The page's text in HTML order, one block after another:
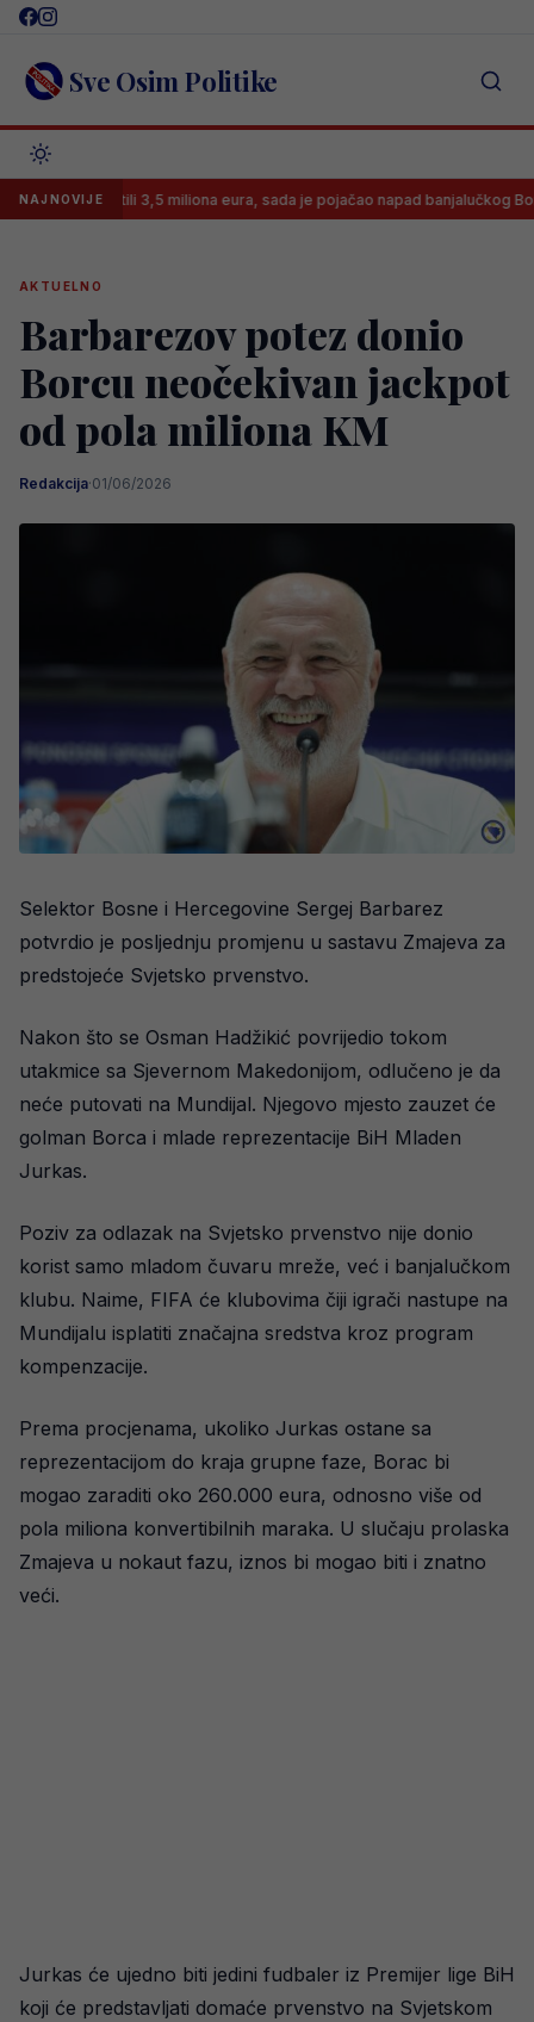
Skip
content Sve Osim Politike
NAJNOVIJE
platili 3,5 miliona eura, sada je pojačao napad banjalučkog Borca!
AKTUELNO
Barbarezov potez donio
Borcu neočekivan jackpot
od pola miliona KM
Redakcija·01/06/2026
Selektor Bosne i Hercegovine Sergej Barbarez
potvrdio je posljednju promjenu u sastavu Zmajeva za
predstojeće Svjetsko prvenstvo.
Nakon što se Osman Hadžikić povrijedio tokom
utakmice sa Sjevernom Makedonijom, odlučeno je da
neće putovati na Mundijal. Njegovo mjesto zauzet će
golman Borca i mlade reprezentacije BiH Mladen
Jurkas.
Poziv za odlazak na Svjetsko prvenstvo nije donio
korist samo mladom čuvaru mreže, već i banjalučkom
klubu. Naime, FIFA će klubovima čiji igrači nastupe na
Mundijalu isplatiti značajna sredstva kroz program
kompenzacije.
Prema procjenama, ukoliko Jurkas ostane sa
reprezentacijom do kraja grupne faze, Borac bi
mogao zaraditi oko 260.000 eura, odnosno više od
pola miliona konvertibilnih maraka. U slučaju prolaska
Zmajeva u nokaut fazu, iznos bi mogao biti i znatno
veći.
Jurkas će ujedno biti jedini fudbaler iz Premijer lige BiH
koji će predstavljati domaće prvenstvo na Svjetskom